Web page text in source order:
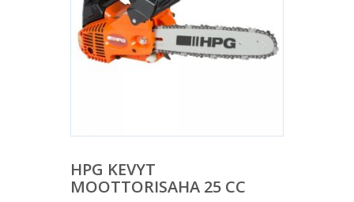
HPG KEVYT
MOOTTORISAHA 25 CC